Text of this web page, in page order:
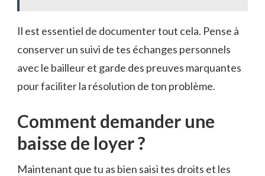
Il est essentiel de documenter tout cela. Pense à
conserver un suivi de tes échanges personnels
avec le bailleur et garde des preuves marquantes
pour faciliter la résolution de ton problème.
Comment demander une
baisse de loyer ?
Maintenant que tu as bien saisi tes droits et les